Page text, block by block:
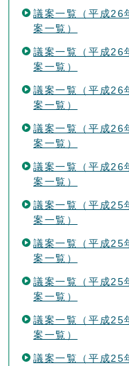
議案一覧（平成26
案一覧）
議案一覧（平成26
案一覧）
議案一覧（平成26
案一覧）
議案一覧（平成26
案一覧）
議案一覧（平成26
案一覧）
議案一覧（平成25
案一覧）
議案一覧（平成25
案一覧）
議案一覧（平成25
案一覧）
議案一覧（平成25
案一覧）
議案一覧（平成25